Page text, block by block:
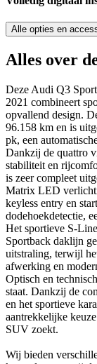
Alle opties en
Alles over
Deze Audi Q3
2021 combineert
opvallend design.
96.158 km en is
pk, een
Dankzij de quattro
stabiliteit en
is zeer compleet
Matrix LED
keyless entry en
dodehoekdetectie,
Het sportieve S-
Sportback daklijn
uitstraling, terwijl
afwerking en
Optisch en
staat. Dankzij de
en het sportieve
aantrekkelijke
SUV zoekt.
Wij bieden